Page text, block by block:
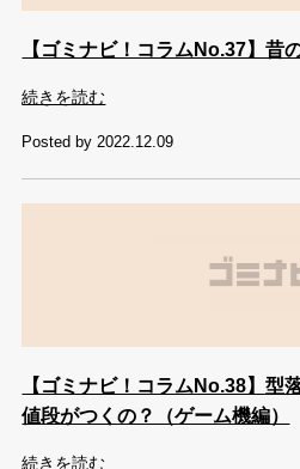
【ゴミナビ！コラムNo.37】昔
続きを読む
Posted by 2022.12.09
【ゴミナビ！コラムNo.38】型
値段がつくの？（ゲーム機編）
続きを読む